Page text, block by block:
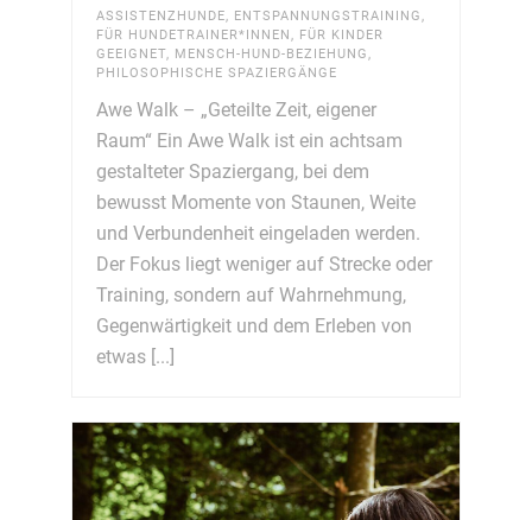
ASSISTENZHUNDE, ENTSPANNUNGSTRAINING,
FÜR HUNDETRAINER*INNEN, FÜR KINDER
GEEIGNET, MENSCH-HUND-BEZIEHUNG,
PHILOSOPHISCHE SPAZIERGÄNGE
Awe Walk – „Geteilte Zeit, eigener
Raum“ Ein Awe Walk ist ein achtsam
gestalteter Spaziergang, bei dem
bewusst Momente von Staunen, Weite
und Verbundenheit eingeladen werden.
Der Fokus liegt weniger auf Strecke oder
Training, sondern auf Wahrnehmung,
Gegenwärtigkeit und dem Erleben von
etwas [...]